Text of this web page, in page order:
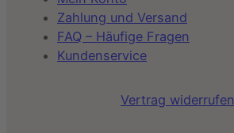
Zahlung und Versand
FAQ – Häufige Fragen
Kundenservice
Vertrag widerrufen